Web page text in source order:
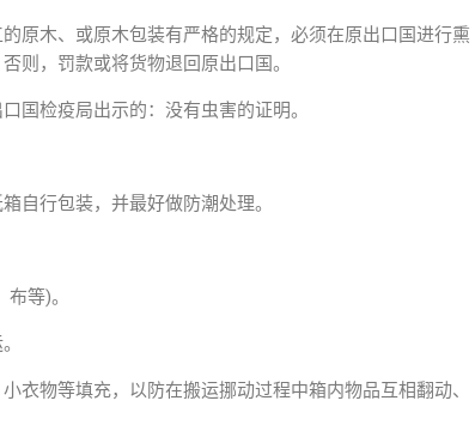
原木、或原木包装有严格的规定，必须在原出口国进行熏
则，罚款或将货物退回原出口国。
国检疫局出示的：没有虫害的证明。
自行包装，并最好做防潮处理。
等)。
衣物等填充，以防在搬运挪动过程中箱内物品互相翻动、